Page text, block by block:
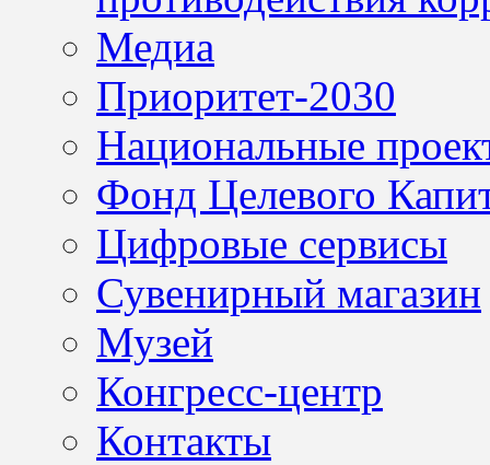
Медиа
Приоритет-2030
Национальные
Фонд Целевого
Цифровые сервисы
Сувенирный магазин
Музей
Конгресс-центр
Контакты